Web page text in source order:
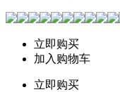
立即购买
加入购物车
立即购买